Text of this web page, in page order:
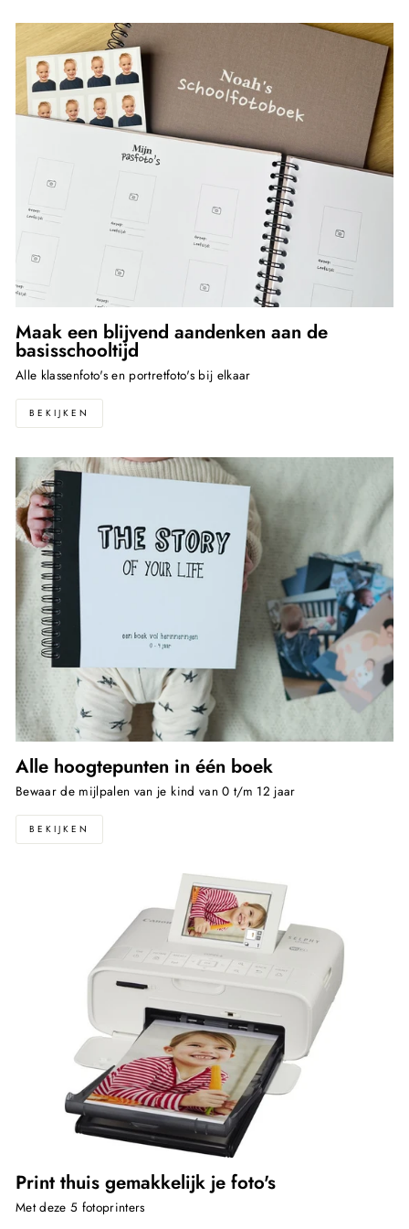
Maak een blijvend aandenken aan de
basisschooltijd
Alle klassenfoto's en portretfoto's bij elkaar
BEKIJKEN
Alle hoogtepunten in één boek
Bewaar de mijlpalen van je kind van 0 t/m 12 jaar
BEKIJKEN
Print thuis gemakkelijk je foto's
Met deze 5 fotoprinters